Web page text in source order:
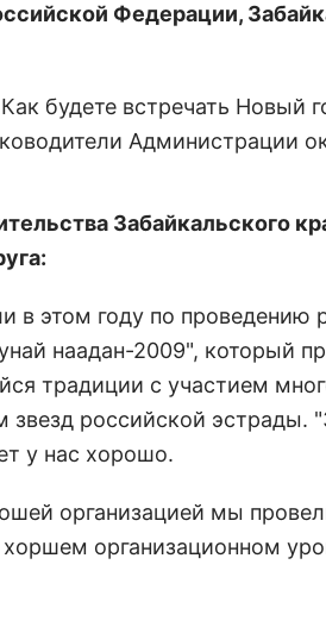
Федерации,
будете встречать Новый
Администрации
Забайкальского
в этом году по проведению
наадан-2009", который
традиции с участием
звезд российской эстрады.
у нас хорошо.
организацией мы
организационном